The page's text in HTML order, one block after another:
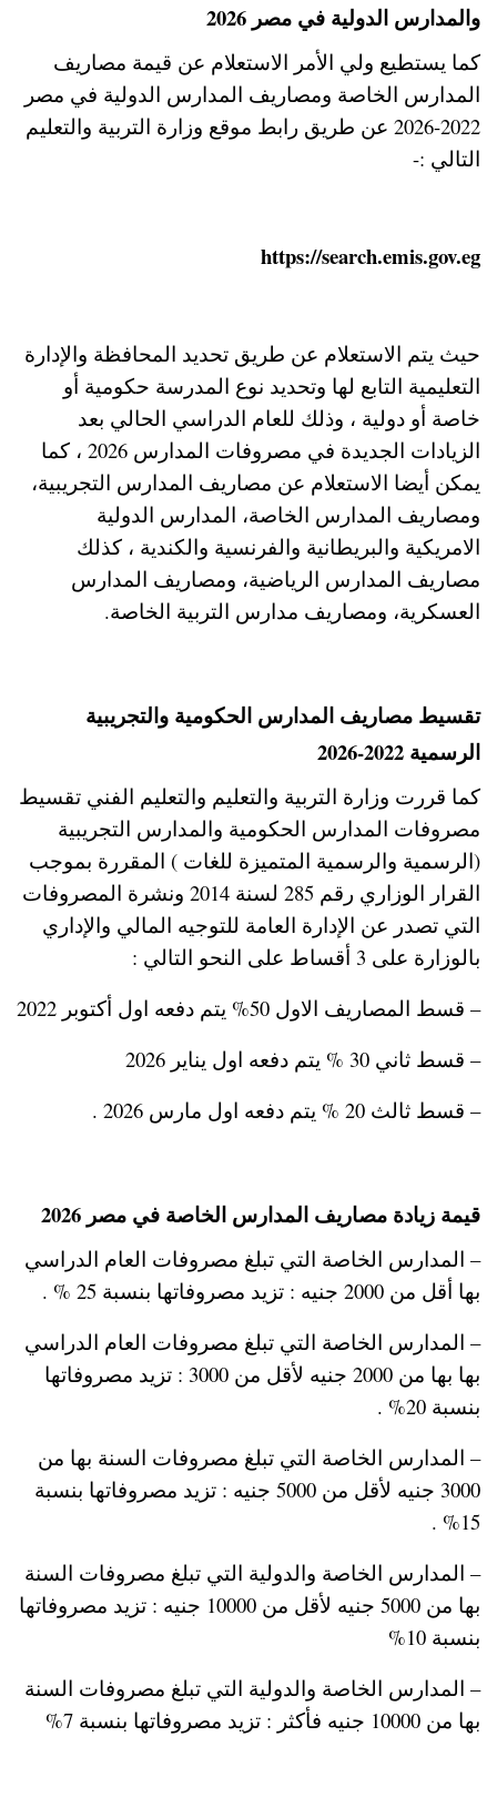
والمدارس الدولية في مصر 2026
كما يستطيع ولي الأمر الاستعلام عن قيمة مصاريف
المدارس الخاصة ومصاريف المدارس الدولية في مصر
2022-2026 عن طريق رابط موقع وزارة التربية والتعليم
التالي :-
https://search.emis.gov.eg
حيث يتم الاستعلام عن طريق تحديد المحافظة والإدارة
التعليمية التابع لها وتحديد نوع المدرسة حكومية أو
خاصة أو دولية ، وذلك للعام الدراسي الحالي بعد
الزيادات الجديدة في مصروفات المدارس 2026 ، كما
يمكن أيضا الاستعلام عن مصاريف المدارس التجريبية،
ومصاريف المدارس الخاصة، المدارس الدولية
الامريكية والبريطانية والفرنسية والكندية ، كذلك
مصاريف المدارس الرياضية، ومصاريف المدارس
العسكرية، ومصاريف مدارس التربية الخاصة.
تقسيط مصاريف المدارس الحكومية والتجريبية
الرسمية 2022-2026
كما قررت وزارة التربية والتعليم والتعليم الفني تقسيط
مصروفات المدارس الحكومية والمدارس التجريبية
(الرسمية والرسمية المتميزة للغات ) المقررة بموجب
القرار الوزاري رقم 285 لسنة 2014 ونشرة المصروفات
التي تصدر عن الإدارة العامة للتوجيه المالي والإداري
بالوزارة على 3 أقساط على النحو التالي :
– قسط المصاريف الاول 50% يتم دفعه اول أكتوبر 2022
– قسط ثاني 30 % يتم دفعه اول يناير 2026
– قسط ثالث 20 % يتم دفعه اول مارس 2026 .
قيمة زيادة مصاريف المدارس الخاصة في مصر 2026
– المدارس الخاصة التي تبلغ مصروفات العام الدراسي
بها أقل من 2000 جنيه : تزيد مصروفاتها بنسبة 25 % .
– المدارس الخاصة التي تبلغ مصروفات العام الدراسي
بها بها من 2000 جنيه لأقل من 3000 : تزيد مصروفاتها
بنسبة 20% .
– المدارس الخاصة التي تبلغ مصروفات السنة بها من
3000 جنيه لأقل من 5000 جنيه : تزيد مصروفاتها بنسبة
15% .
– المدارس الخاصة والدولية التي تبلغ مصروفات السنة
بها من 5000 جنيه لأقل من 10000 جنيه : تزيد مصروفاتها
بنسبة 10%
– المدارس الخاصة والدولية التي تبلغ مصروفات السنة
بها من 10000 جنيه فأكثر : تزيد مصروفاتها بنسبة 7%